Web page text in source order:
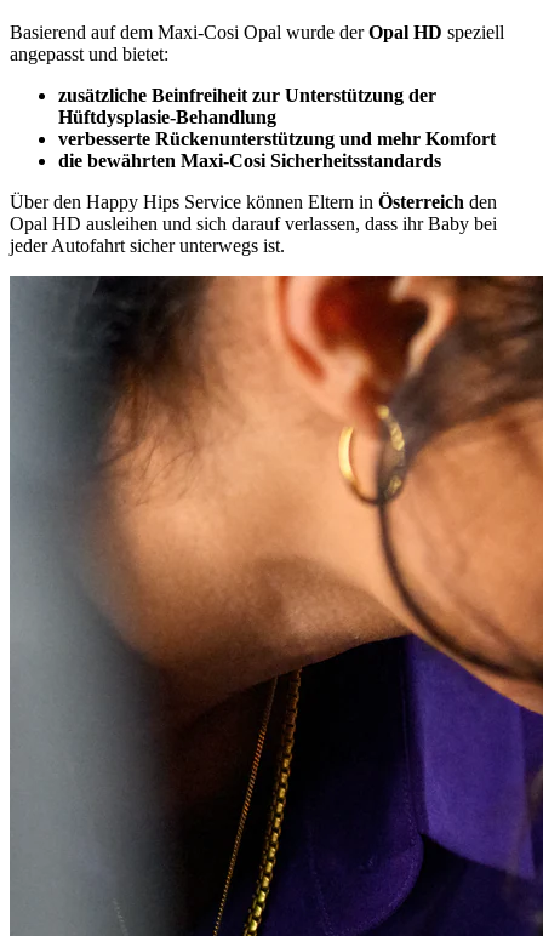
Basierend auf dem Maxi-Cosi Opal wurde derOpal HD speziell
angepasst und bietet:
zusätzliche Beinfreiheit zur Unterstützung der
Hüftdysplasie-Behandlung
verbesserte Rückenunterstützung und mehr Komfort
die bewährten Maxi-Cosi Sicherheitsstandards
Über den Happy Hips Service können Eltern in Österreich den
Opal HD ausleihen und sich darauf verlassen, dass ihr Baby bei
jeder Autofahrt sicher unterwegs ist.